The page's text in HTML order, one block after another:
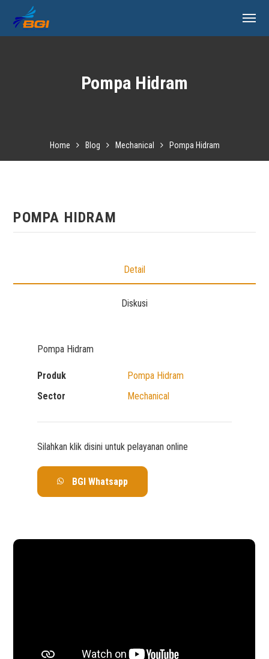
Pompa Hidram
Home Blog Mechanical Pompa Hidram
POMPA HIDRAM
Detail
Diskusi
Pompa Hidram
Produk
Pompa Hidram
Sector
Mechanical
Silahkan klik disini untuk pelayanan online
BGI Whatsapp